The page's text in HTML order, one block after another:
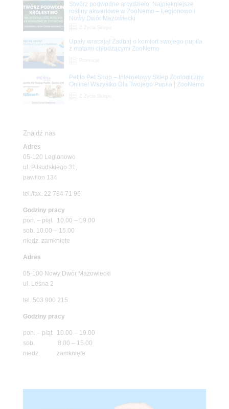
Stwórz podwodne arcydzieło: Najpiękniejsze
rośliny akwariowe w ZooNemo – Legionowo i
Nowy Dwór Mazowiecki
Upały wracają! Zadbaj o komfort swojego pupila
z matami chłodzącymi ZooNemo
Petito Pet Shop – Internetowy Sklep Zoologiczny
Online! Wszystko Dla Twojego Pupila | ZooNemo
Znajdź nas
Adres
05-120 Legionowo
ul. Piłsudskiego 31,
pawilon 134
tel./fax. 22 784 71 96
Godziny pracy
pon. – piąt. 10.00 – 19.00
sob. 10.00 – 15.00
niedz. zamknięte
Adres
05-100 Nowy Dwór Mazowiecki
ul. Leśna 2
tel. 503 900 215
Godziny pracy
pon. – piąt. 10.00 – 19.00
sob. 8.00 – 15.00
niedz. zamknięte